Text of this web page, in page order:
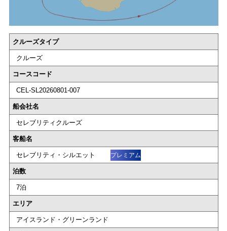
クルーズタイプ
クルーズ
コースコード
CEL-SL20260801-007
船会社名
セレブリティクルーズ
客船名
セレブリティ・シルエット プレミアム
泊数
7泊
エリア
アイスランド・グリーンランド